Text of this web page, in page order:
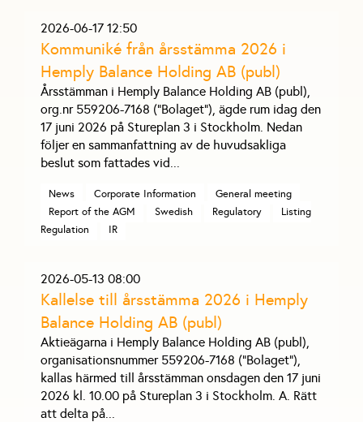
2026-06-17 12:50
Kommuniké från årsstämma 2026 i
Hemply Balance Holding AB (publ)
Årsstämman i Hemply Balance Holding AB (publ),
org.nr 559206-7168 (”Bolaget”), ägde rum idag den
17 juni 2026 på Stureplan 3 i Stockholm. Nedan
följer en sammanfattning av de huvudsakliga
beslut som fattades vid...
News Corporate Information
General meeting
Report of the AGM
Swedish Regulatory
Listing
Regulation
IR
2026-05-13 08:00
Kallelse till årsstämma 2026 i Hemply
Balance Holding AB (publ)
Aktieägarna i Hemply Balance Holding AB (publ),
organisationsnummer 559206-7168 (”Bolaget”),
kallas härmed till årsstämman onsdagen den 17 juni
2026 kl. 10.00 på Stureplan 3 i Stockholm. A. Rätt
att delta på...